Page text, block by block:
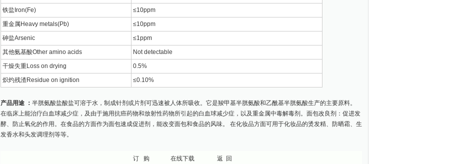
铁盐Iron(Fe)
≤10ppm
重金属Heavy metals(Pb)
≤10ppm
砷盐Arsenic
≤1ppm
其他氨基酸Other amino acids
Not detectable
干燥失重Loss on drying
0.5%
炽灼残渣Residue on ignition
≤0.10%
产品用途 ： 半胱氨酸盐酸盐可溶于水，制成针剂或片剂可迅速被人体所吸收。它是羧甲基半胱氨酸和乙酰基半胱氨酸生产的主要原料。
在临床上能治疗白血球减少症，及由于施用抗癌药物和放射性药物所引起的白血球减少症，以及重金属中毒解毒剂。面包改良剂：促进发
酵、防止氧化的作用。在食品的方面作为面包速成促进剂，能改变面包和食品的风味。 在化妆品方面可用于化妆品的烫发精、防晒霜、生
发香水和头发调理剂等等。
订 购 在线下载 返 回